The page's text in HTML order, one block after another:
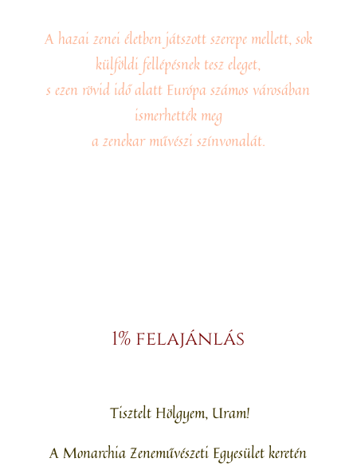
A hazai zenei életben játszott szerepe mellett, sok
külföldi fellépésnek tesz eleget,
s ezen rövid idő alatt Európa számos városában
ismerhették meg
a zenekar művészi színvonalát.
1% felajánlás
Tisztelt Hölgyem, Uram!
A Monarchia Zeneművészeti Egyesület keretén